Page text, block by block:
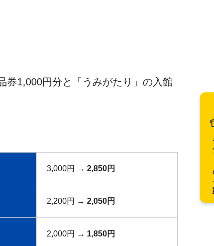
券1,000円分と「うみがたり」の入館
3,000円 → 2,850円
2,200円 → 2,050円
2,000円 → 1,850円
チ